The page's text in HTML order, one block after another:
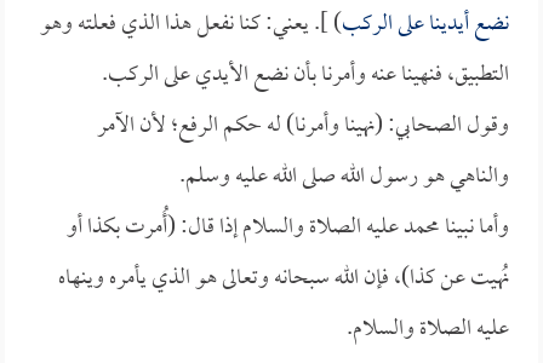
نضع أيدينا على الركب) ]. يعني: كنا نفعل هذا الذي فعلته وهو
التطبيق، فنهينا عنه وأمرنا بأن نضع الأيدي على الركب.
وقول الصحابي: (نهينا وأمرنا) له حكم الرفع؛ لأن الآمر
والناهي هو رسول الله صلى الله عليه وسلم.
وأما نبينا محمد عليه الصلاة والسلام إذا قال: (أُمرت بكذا أو
نُهيت عن كذا)، فإن الله سبحانه وتعالى هو الذي يأمره وينهاه
عليه الصلاة والسلام.